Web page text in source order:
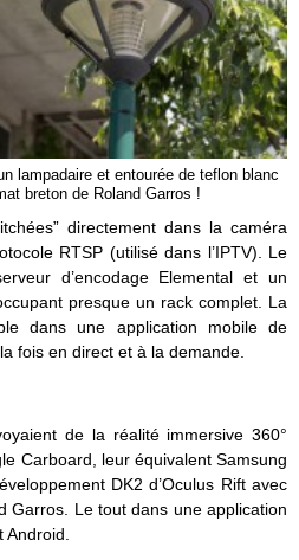
lampadaire et entourée de teflon blanc
breton de Roland Garros !
directement dans la caméra
RTSP (utilisé dans l’IPTV). Le
d’encodage Elemental et un
presque un rack complet. La
dans une application mobile de
fois en direct et à la demande.
de la réalité immersive 360°
Carboard, leur équivalent Samsung
DK2 d’Oculus Rift avec
Garros. Le tout dans une application